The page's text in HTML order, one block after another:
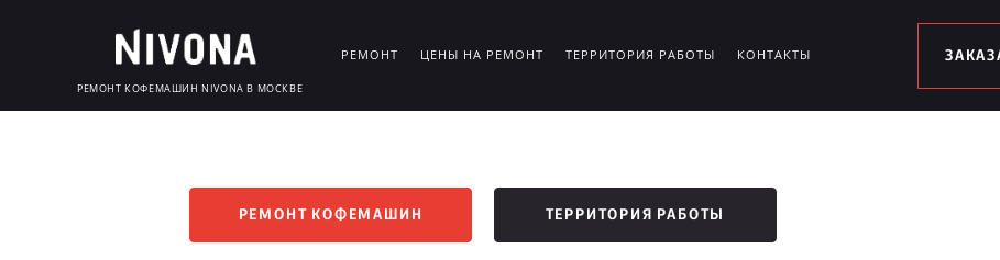
РЕМОНТ КОФЕМАШИН NIVONA В МОСКВЕ
РЕМОНТ ЦЕНЫ НА РЕМОНТ ТЕРРИТОРИЯ РАБОТЫ КОНТАКТЫ
РЕМОНТ КОФЕМАШИН ТЕРРИТОРИЯ РАБОТЫ